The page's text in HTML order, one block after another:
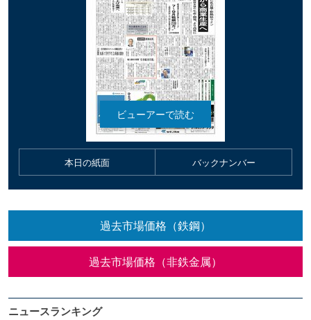
本日の紙面 バックナンバー
過去市場価格（鉄鋼）
過去市場価格（非鉄金属）
ニュースランキング